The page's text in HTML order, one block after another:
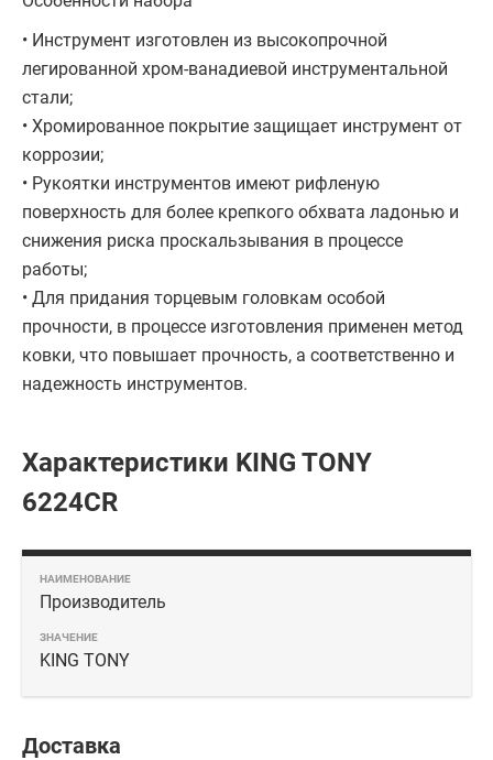
• Инструмент изготовлен из высокопрочной
легированной хром-ванадиевой инструментальной
стали;
• Хромированное покрытие защищает инструмент от
коррозии;
• Рукоятки инструментов имеют рифленую
поверхность для более крепкого обхвата ладонью и
снижения риска проскальзывания в процессе
работы;
• Для придания торцевым головкам особой
прочности, в процессе изготовления применен метод
ковки, что повышает прочность, а соответственно и
надежность инструментов.
Характеристики KING TONY
6224CR
Производитель
KING TONY
Доставка